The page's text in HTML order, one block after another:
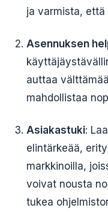
ja varmista,
Asennuksen
auttaa
mahdollistaa
Asiakastuki:
elintärkeää,
markkinoilla,
voivat nousta
tukea